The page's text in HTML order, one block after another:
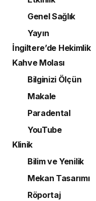
Genel Sağlık
Yayın
İngiltere’de Hekimlik
Kahve Molası
Bilginizi Ölçün
Makale
Paradental
YouTube
Klinik
Bilim ve Yenilik
Mekan Tasarımı
Röportaj